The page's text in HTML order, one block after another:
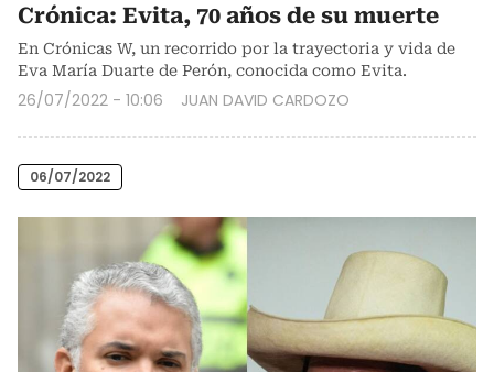
Crónica: Evita, 70 años de su muerte
En Crónicas W, un recorrido por la trayectoria y vida de
Eva María Duarte de Perón, conocida como Evita.
26/07/2022 - 10:06 JUAN DAVID CARDOZO
06/07/2022